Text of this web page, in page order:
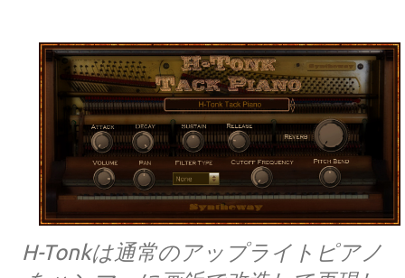
H-Tonkは通常のアップライトピアノ